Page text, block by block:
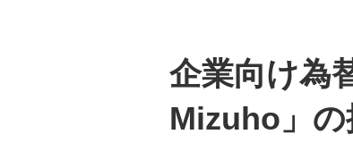
決済サービス
金融プロダクツを活用したファイ
法人決済基本サービス
自社システムとの連携による効率
アドバイス・コンサルティングに
サービス企業向け為
Mizuho」